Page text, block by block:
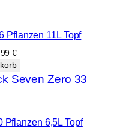
Pflanzen 11L Topf
€
€Aktueller
Preis
ist:
303,99 €.
Pflanzen 6,5L Topf